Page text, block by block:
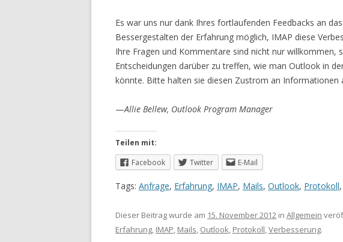
Es war uns nur dank Ihres fortlaufenden Feedbacks an
Bessergestalten der Erfahrung möglich, IMAP diese
Ihre Fragen und Kommentare sind nicht nur willkommen,
Entscheidungen darüber zu treffen, wie man Outlook in
könnte. Bitte halten sie diesen Zustrom an Informationen
—Allie Bellew, Outlook Program Manager
Teilen mit:
Facebook
Twitter E-Mail
Tags: Anfrage, Erfahrung, IMAP, Mails, Outlook, Protokoll,
Dieser Beitrag wurde am 15. November 2012 in Allgemein
Erfahrung, IMAP, Mails, Outlook, Protokoll,Verbesserung.